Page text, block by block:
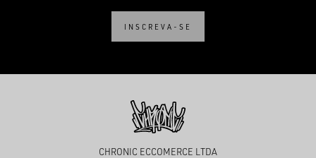
INSCREVA-SE
CHRONIC ECCOMERCE LTDA